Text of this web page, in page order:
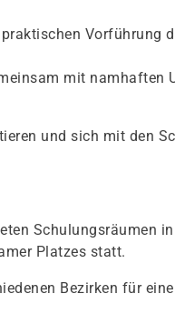
Vorführung
mit namhaften
und sich mit den
Schulungsräumen
Platzes statt.
Bezirken für